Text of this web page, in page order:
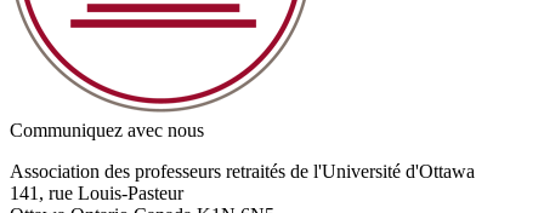
Communiquez avec nous
Association des professeurs retraités de l'Université d'Ottawa
141, rue Louis-Pasteur